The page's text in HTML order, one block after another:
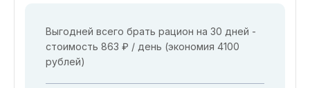
Выгодней всего брать рацион на 30 дней -
стоимость 863 ₽ / день (экономия 4100
рублей)